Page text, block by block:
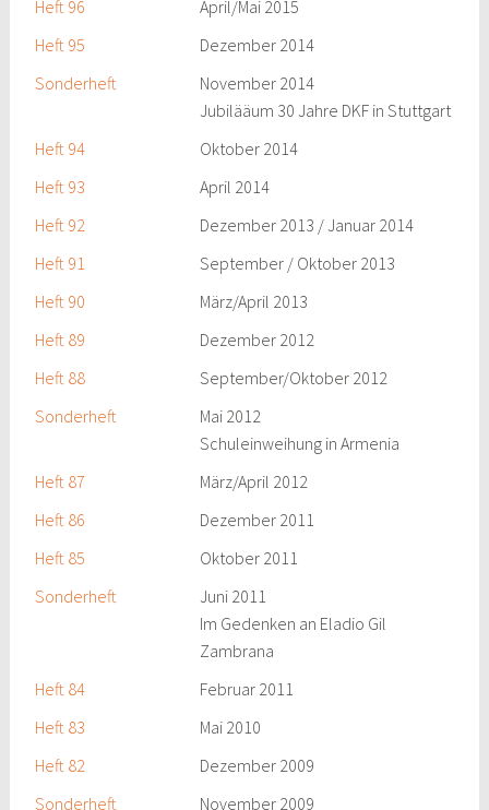
Heft 96
April/Mai 2015
Heft 95
Dezember 2014
Sonderheft
November 2014
Jubilääum 30 Jahre DKF in Stuttgart
Heft 94
Oktober 2014
Heft 93
April 2014
Heft 92
Dezember 2013 / Januar 2014
Heft 91
September / Oktober 2013
Heft 90
März/April 2013
Heft 89
Dezember 2012
Heft 88
September/Oktober 2012
Sonderheft
Mai 2012
Schuleinweihung in Armenia
Heft 87
März/April 2012
Heft 86
Dezember 2011
Heft 85
Oktober 2011
Sonderheft
Juni 2011
Im Gedenken an Eladio Gil
Zambrana
Heft 84
Februar 2011
Heft 83
Mai 2010
Heft 82
Dezember 2009
Sonderheft
November 2009